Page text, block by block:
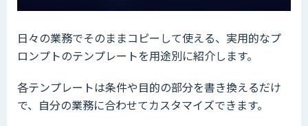
日々の業務でそのままコピーして使える、実用的なプ
ロンプトのテンプレートを用途別に紹介します。
各テンプレートは条件や目的の部分を書き換えるだけ
で、自分の業務に合わせてカスタマイズできます。